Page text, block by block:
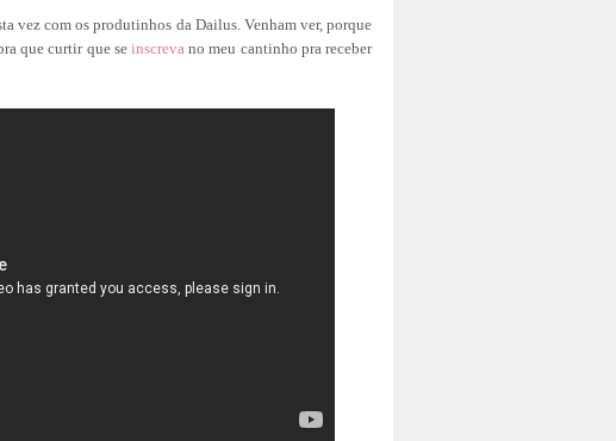
vez com os produtinhos da Dailus. Venham ver, porque
que curtir que seinscrevano meu cantinho pra receber